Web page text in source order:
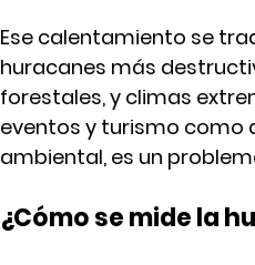
Ese calentamiento se
huracanes más
forestales, y climas
eventos y turismo como
ambiental, es un
¿Cómo se mide la